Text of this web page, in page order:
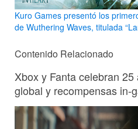
Kuro Games presentó los
de Wuthering Waves, titulada
Contenido Relacionado
Xbox y Fanta celebran
global y recompensas in-